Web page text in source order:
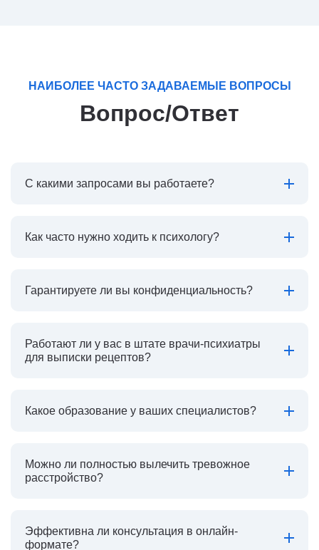
НАИБОЛЕЕ ЧАСТО ЗАДАВАЕМЫЕ ВОПРОСЫ
Вопрос/Ответ
С какими запросами вы работаете?
Как часто нужно ходить к психологу?
Гарантируете ли вы конфиденциальность?
Работают ли у вас в штате врачи-психиатры
для выписки рецептов?
Какое образование у ваших специалистов?
Можно ли полностью вылечить тревожное
расстройство?
Эффективна ли консультация в онлайн-
формате?